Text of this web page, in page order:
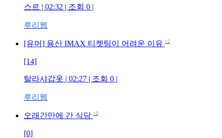
스르 | 02:32 | 조회 0 |
루리웹
[유머] 용산 IMAX 티켓팅이 어려운 이유 +2
[14]
탈라샤갑옷 | 02:27 | 조회 0 |
루리웹
오래간만에 간 식당 +3
[0]